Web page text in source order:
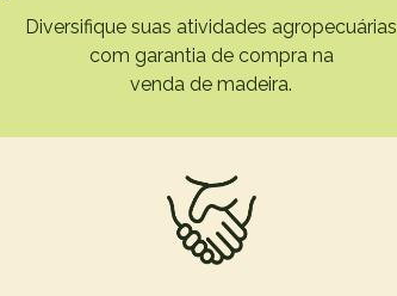
Diversifique suas atividades agropecuárias
com garantia de compra na
venda de madeira.